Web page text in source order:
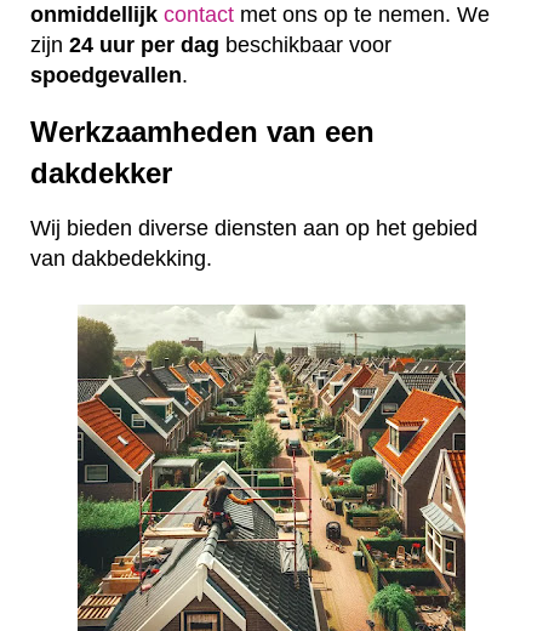
onmiddellijk contact met ons op te nemen. We
zijn 24 uur per dag beschikbaar voor
spoedgevallen.
Werkzaamheden van een
dakdekker
Wij bieden diverse diensten aan op het gebied
van dakbedekking.